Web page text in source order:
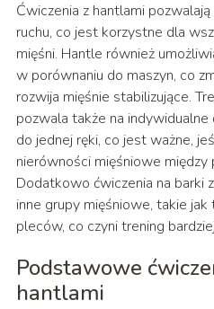
Ćwiczenia z hantlami
ruchu, co jest korzystne dla
mięśni. Hantle również
w porównaniu do maszyn, co
rozwija mięśnie stabilizujące.
pozwala także na
do jednej ręki, co jest ważne,
nierówności mięśniowe
Dodatkowo ćwiczenia na barki
inne grupy mięśniowe, takie
pleców, co czyni trening
Podstawowe
hantlami